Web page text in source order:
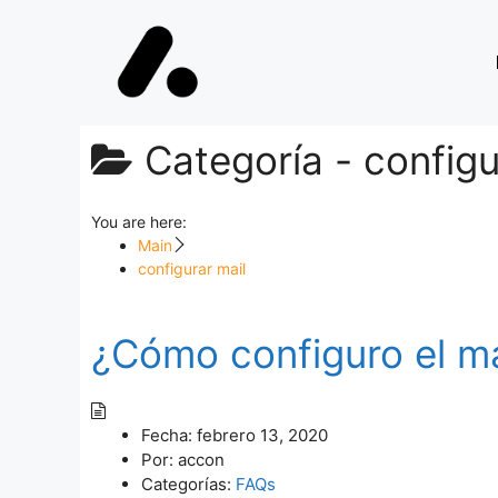
Categoría -
You are here:
Main
configurar mail
¿Cómo configuro el
Fecha: febrero 13, 2020
Por: accon
Categorías: FAQs